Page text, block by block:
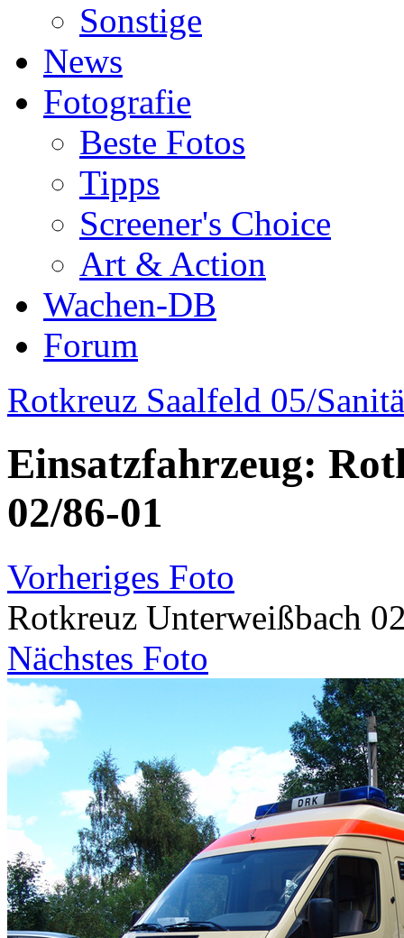
Sonstige
News
Fotografie
Beste Fotos
Tipps
Screener's Choice
Art & Action
Wachen-DB
Forum
Rotkreuz Saalfeld 05/
Einsatzfahrzeug:
02/86-01
Vorheriges Foto
Rotkreuz Unterweißbach
Nächstes Foto